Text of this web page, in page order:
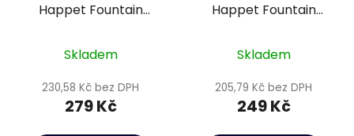
Happet Fountain
Skladem
230,58 Kč bez DPH
279 Kč
Happet Fountain
Skladem
205,79 Kč bez DPH
249 Kč